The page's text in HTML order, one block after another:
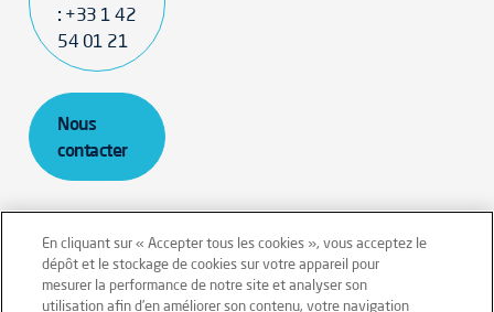
: +33 1 42
54 01 21
Nous
contacter
Mentions légales Conditions générales
En cliquant sur « Accepter tous les cookies », vous acceptez le
dépôt et le stockage de cookies sur votre appareil pour
mesurer la performance de notre site et analyser son
utilisation afin d’en améliorer son contenu, votre navigation